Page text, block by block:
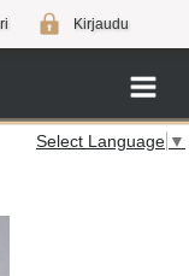
Kirjaudu
Select Language ▼